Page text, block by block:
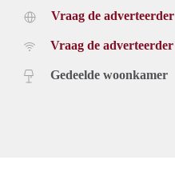
Vraag de adverteerder
Vraag de adverteerder
Gedeelde woonkamer